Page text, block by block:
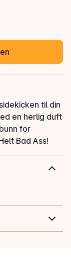
til din
en herlig duft
for
Bad Ass!